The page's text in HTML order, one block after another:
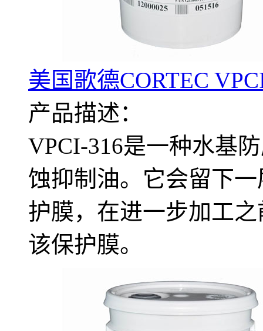
美国歌德CORTEC
产品描述：
VPCI-316是一种水基
蚀抑制油。它会留下
护膜，在进一步加工
该保护膜。